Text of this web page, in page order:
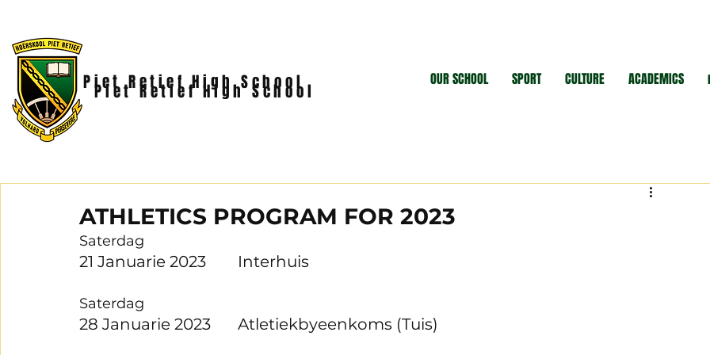
Piet Retief High School OUR SCHOOL SPORT CULTURE ACADEMICS
Piet Retief High School
ATHLETICS PROGRAM FOR 2023
Saterdag
21 Januarie 2023	Interhuis
Saterdag
28 Januarie 2023	Atletiekbyeenkoms (Tuis)